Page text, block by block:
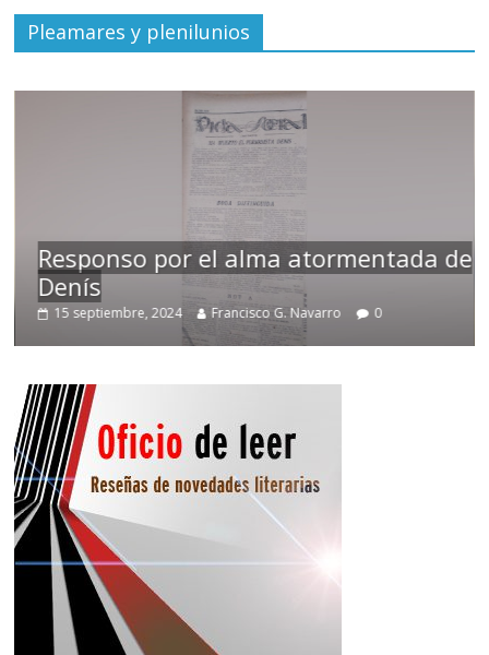
Pleamares y plenilunios
Responso por el alma atormentada de
Denís
15 septiembre, 2024 Francisco G. Navarro 0